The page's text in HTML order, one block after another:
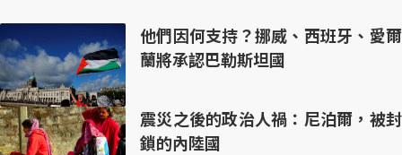
他們因何支持？挪威、西班牙、愛爾
蘭將承認巴勒斯坦國
震災之後的政治人禍：尼泊爾，被封
鎖的內陸國